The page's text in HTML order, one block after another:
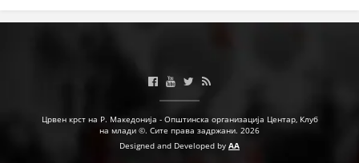
Црвен крст на Р. Македонија - Општинска организација Центар, Клуб
на млади ©. Сите права задржани. 2026
Designed and Developed by AA